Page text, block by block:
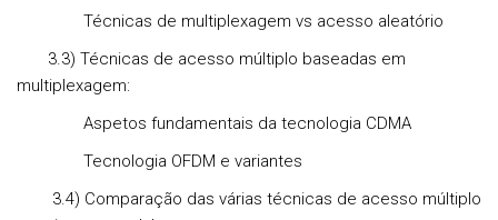
Técnicas de multiplexagem vs acesso aleatório
3.3) Técnicas de acesso múltiplo baseadas em
multiplexagem:
Aspetos fundamentais da tecnologia CDMA
Tecnologia OFDM e variantes
3.4) Comparação das várias técnicas de acesso múltiplo